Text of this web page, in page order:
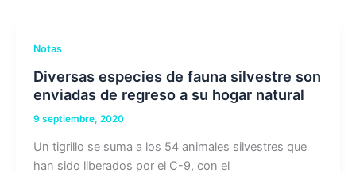
Notas
Diversas especies de fauna silvestre son
enviadas de regreso a su hogar natural
9 septiembre, 2020
Un tigrillo se suma a los 54 animales silvestres que
han sido liberados por el C-9, con el